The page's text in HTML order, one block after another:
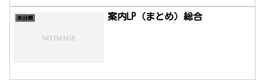
未分類 案内LP（まとめ）総合